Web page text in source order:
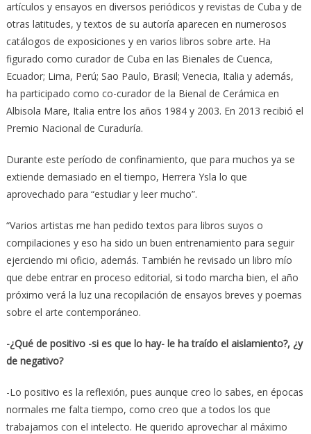
artículos y ensayos en diversos periódicos y revistas de Cuba y de
otras latitudes, y textos de su autoría aparecen en numerosos
catálogos de exposiciones y en varios libros sobre arte. Ha
figurado como curador de Cuba en las Bienales de Cuenca,
Ecuador; Lima, Perú; Sao Paulo, Brasil; Venecia, Italia y además,
ha participado como co-curador de la Bienal de Cerámica en
Albisola Mare, Italia entre los años 1984 y 2003. En 2013 recibió el
Premio Nacional de Curaduría.
Durante este período de confinamiento, que para muchos ya se
extiende demasiado en el tiempo, Herrera Ysla lo que
aprovechado para “estudiar y leer mucho”.
“Varios artistas me han pedido textos para libros suyos o
compilaciones y eso ha sido un buen entrenamiento para seguir
ejerciendo mi oficio, además. También he revisado un libro mío
que debe entrar en proceso editorial, si todo marcha bien, el año
próximo verá la luz una recopilación de ensayos breves y poemas
sobre el arte contemporáneo.
-¿Qué de positivo -si es que lo hay- le ha traído el aislamiento?, ¿y
de negativo?
-Lo positivo es la reflexión, pues aunque creo lo sabes, en épocas
normales me falta tiempo, como creo que a todos los que
trabajamos con el intelecto. He querido aprovechar al máximo